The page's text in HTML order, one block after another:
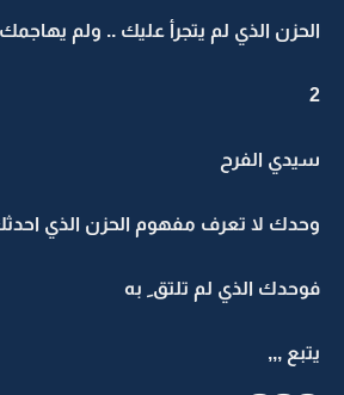
الحزن الذي لم يتجرأ عليك .. ولم
2
سيدي الفرح
وحدك لا تعرف مفهوم الحزن الذي
فوحدك الذي لم تلتق ِ به
يتبع ,,,